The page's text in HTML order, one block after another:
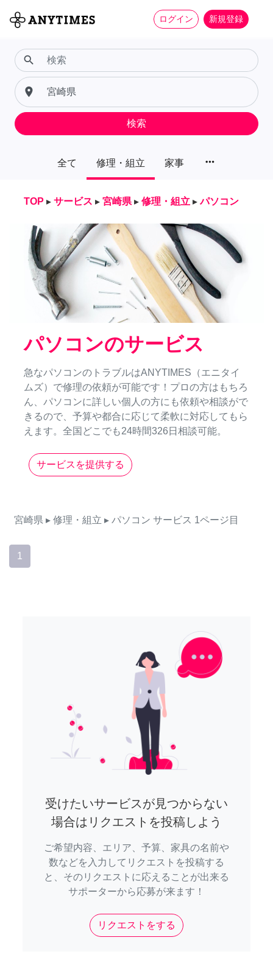
ログイン 新規登録
全て 修理・組立 家事 more_horiz
search
place
検索
TOP ▸ サービス ▸ 宮崎県 ▸ 修理・組立 ▸ パソコン
パソコンのサービス
急なパソコンのトラブルはANYTIMES（エニタイ
ムズ）で修理の依頼が可能です！プロの方はもちろ
ん、パソコンに詳しい個人の方にも依頼や相談がで
きるので、予算や都合に応じて柔軟に対応してもら
えます。全国どこでも24時間326日相談可能。
サービスを提供する
宮崎県 ▸ 修理・組立 ▸ パソコン サービス 1ページ目
1
受けたいサービスが見つからない
場合はリクエストを投稿しよう
ご希望内容、エリア、予算、家具の名前や
数などを入力してリクエストを投稿する
と、そのリクエストに応えることが出来る
サポーターから応募が来ます！
リクエストをする